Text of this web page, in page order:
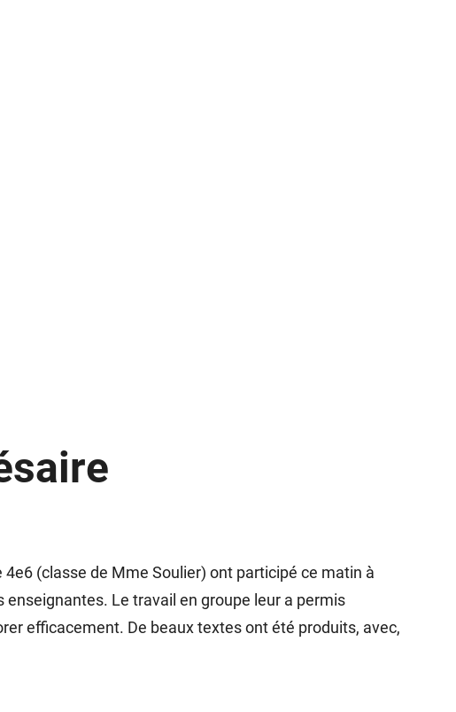
(classe de Mme Soulier) ont participé ce matin à
enseignantes. Le travail en groupe leur a permis
efficacement. De beaux textes ont été produits, avec,